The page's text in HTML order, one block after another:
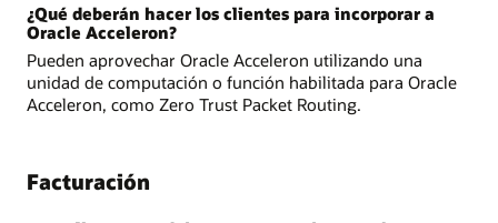
¿Qué deberán hacer los clientes para incorporar a
Oracle Acceleron?
Pueden aprovechar Oracle Acceleron utilizando una
unidad de computación o función habilitada para Oracle
Acceleron, como Zero Trust Packet Routing.
Facturación